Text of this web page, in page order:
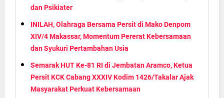
dan Psikiater
INILAH, Olahraga Bersama Persit di Mako Denpom
XIV/4 Makassar, Momentum Pererat Kebersamaan
dan Syukuri Pertambahan Usia
Semarak HUT Ke-81 RI di Jembatan Aramco, Ketua
Persit KCK Cabang XXXIV Kodim 1426/Takalar Ajak
Masyarakat Perkuat Kebersamaan